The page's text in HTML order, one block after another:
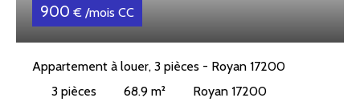
900 € /mois CC
Appartement à louer, 3 pièces - Royan 17200
3 pièces 68.9 m² Royan 17200